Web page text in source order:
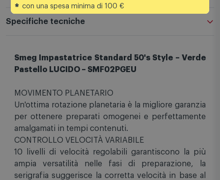
Specifiche tecniche
Smeg Impastatrice Standard 50's Style – Verde
Pastello LUCIDO – SMF02PGEU
MOVIMENTO PLANETARIO
Un'ottima rotazione planetaria è la migliore garanzia
per ottenere preparati omogenei e perfettamente
amalgamati in tempi contenuti.
CONTROLLO VELOCITÀ VARIABILE
10 livelli di velocità regolabili garantiscono la più
ampia versatilità nelle fasi di preparazione, la
serigrafia suggerisce la corretta velocità in base al
* con una spesa minima di 100 €